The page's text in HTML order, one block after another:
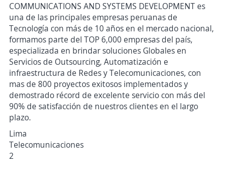
COMMUNICATIONS AND SYSTEMS DEVELOPMENT es
una de las principales empresas peruanas de
Tecnología con más de 10 años en el mercado nacional,
formamos parte del TOP 6,000 empresas del país,
especializada en brindar soluciones Globales en
Servicios de Outsourcing, Automatización e
infraestructura de Redes y Telecomunicaciones, con
mas de 800 proyectos exitosos implementados y
demostrado récord de excelente servicio con más del
90% de satisfacción de nuestros clientes en el largo
plazo.
Lima
Telecomunicaciones
2